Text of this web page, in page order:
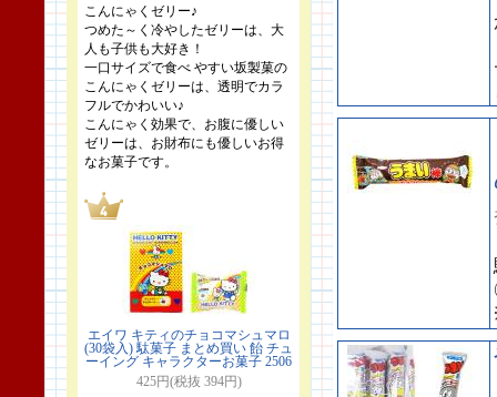
こんにゃくゼリー♪
つめた～く冷やしたゼリーは、大
人も子供も大好き！
一口サイズで食べ やすい坂製菓の
こんにゃくゼリーは、透明でカラ
フルでかわいい♪
こんにゃく効果で、お腹に優しい
ゼリーは、お財布にも優しいお得
なお菓子です。
エイワ キティのチョコマシュマロ
(30袋入) 駄菓子 まとめ買い 飴 チュ
ーイング キャラクターお菓子 2506
425円(税抜 394円)